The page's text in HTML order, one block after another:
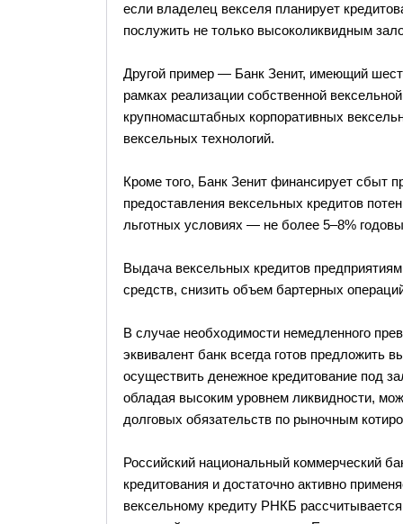
если владелец векселя планирует
послужить не только высоколиквидным
Другой пример — Банк Зенит, имеющий
рамках реализации собственной
крупномасштабных корпоративных
вексельных технологий.
Кроме того, Банк Зенит финансирует сбыт
предоставления вексельных кредитов
льготных условиях — не более 5–8%
Выдача вексельных кредитов
средств, снизить объем бартерных
В случае необходимости немедленного
эквивалент банк всегда готов предложить
осуществить денежное кредитование под
обладая высоким уровнем ликвидности,
долговых обязательств по рыночным
Российский национальный коммерческий
кредитования и достаточно активно
вексельному кредиту РНКБ